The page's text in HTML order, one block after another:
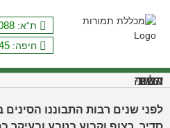
content
ת“א:
חיפה:
על ראש השנה הסיני ושנת השור
לפני שנים רבות התבוננו הסינים